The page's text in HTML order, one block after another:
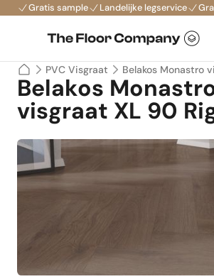
Gratis sample Landelijke legservice
PVC Visgraat Belakos Monastro
Belakos
visgraat XL 90